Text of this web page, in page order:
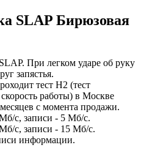
SLAP Бирюзовая
При легком ударе об руку
запястья.
тест H2 (тест
работы) в Москве
с момента продажи.
с, записи - 5 Мб/с.
с, записи - 15 Мб/с.
информации.